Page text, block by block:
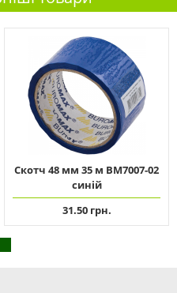
Скотч 48 мм 35 м ВМ7007-02
синій
31.50 грн.